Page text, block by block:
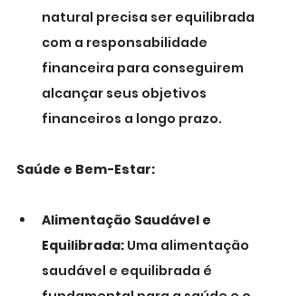
natural precisa ser equilibrada
com a responsabilidade
financeira para conseguirem
alcançar seus objetivos
financeiros a longo prazo.
Saúde e Bem-Estar:
Alimentação Saudável e
Equilibrada: Uma alimentação
saudável e equilibrada é